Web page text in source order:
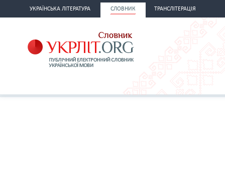
УКРАЇНСЬКА ЛІТЕРАТУРА СЛОВНИК ТРАНСЛІТЕРАЦІЯ